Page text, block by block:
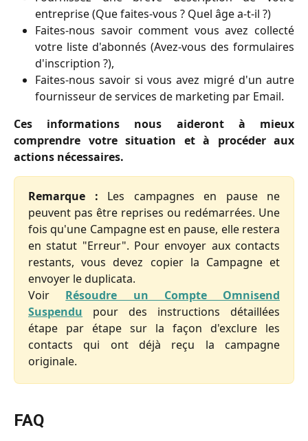
entreprise (Que faites-vous ? Quel âge a-t-il ?)
Faites-nous savoir comment vous avez collecté
votre liste d'abonnés (Avez-vous des formulaires
d'inscription ?),
Faites-nous savoir si vous avez migré d'un autre
fournisseur de services de marketing par Email.
Ces informations nous aideront à mieux
comprendre votre situation et à procéder aux
actions nécessaires.
Remarque : Les campagnes en pause ne
peuvent pas être reprises ou redémarrées. Une
fois qu'une Campagne est en pause, elle restera
en statut "Erreur". Pour envoyer aux contacts
restants, vous devez copier la Campagne et
envoyer le duplicata.
Voir Résoudre un Compte Omnisend
Suspendu pour des instructions détaillées
étape par étape sur la façon d'exclure les
contacts qui ont déjà reçu la campagne
originale.
FAQ